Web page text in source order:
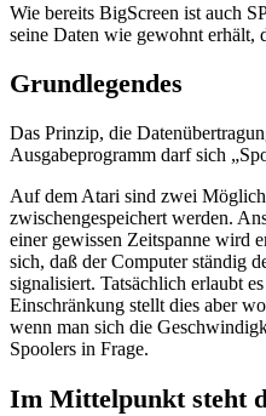
Wie bereits BigScreen ist auch
seine Daten wie gewohnt erhält,
Grundlegendes
Das Prinzip, die
Ausgabeprogramm darf sich
Auf dem Atari sind zwei
zwischengespeichert werden.
einer gewissen Zeitspanne wird
sich, daß der Computer ständig
signalisiert. Tatsächlich erlaubt
Einschränkung stellt dies aber
wenn man sich die
Spoolers in Frage.
Im Mittelpunkt steht